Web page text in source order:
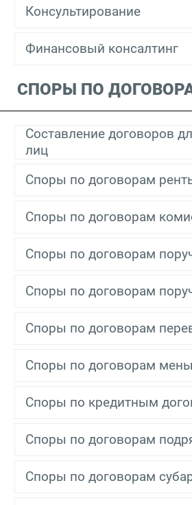
Консультирование
Финансовый консалтинг
СПОРЫ ПО
Составление договоров
лиц
Споры по договорам
Споры по договорам
Споры по договорам
Споры по договорам
Споры по договорам
Споры по договорам мены
Споры по кредитным
Споры по договорам
Споры по договорам